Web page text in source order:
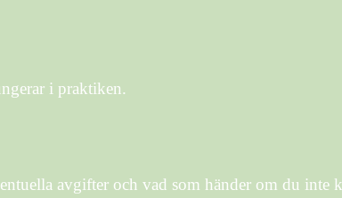
i praktiken.
avgifter och vad som händer om du inte